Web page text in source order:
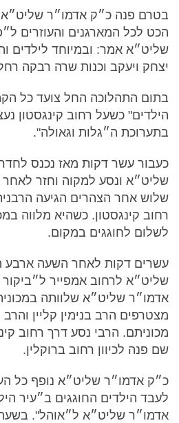
בטרם פנה כ״ק אדמו״ר
הכט לכל המארגנים והעוזרים
שליט״א אמר: ובמיוחד לילדים
יצחק ויעקב וכנות שרה רבקה
בתום התהלוכה החל צועד כל
הילדים" כשעל רחוב קינגסטון
בתערוכת ה״גלות וגאולה".
כעבור עשר דקות מאז נכנס
שליט״א ונסע למקוה וחזר
שלוש אחר הצהרים הגיעה
רחוב קינגסטון. כשהיא מלווה
לשלום לחוגגים במקום.
עשרים דקות לאחר השעה ארבע
שליט״א לרחוב אמפייר ל״ביקור
אדמו״ר שליט״א שלוותה
מצטרפים הרב בנימין קליין והרב
מכוניתם. הרבי נסע דרך רחוב
שם פנה לכיוון רחוב ברוקלין.
כ״ק אדמו״ר שליט״א נופף כל
לעבד הילדים החוגגים ב״עיר
אדמו״ר שליט״א ל״אוהל".